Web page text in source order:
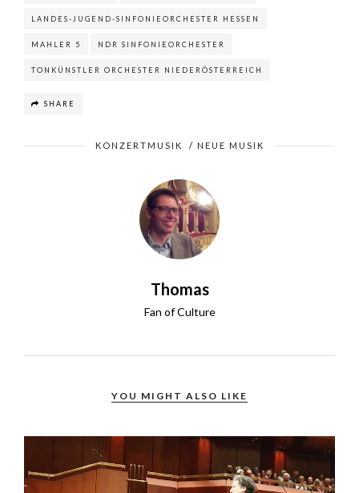
LANDES-JUGEND-SINFONIEORCHESTER HESSEN
MAHLER 5 NDR SINFONIEORCHESTER
TONKÜNSTLER ORCHESTER NIEDERÖSTERREICH
SHARE
KONZERTMUSIK / NEUE MUSIK
Thomas
Fan of Culture
YOU MIGHT ALSO LIKE